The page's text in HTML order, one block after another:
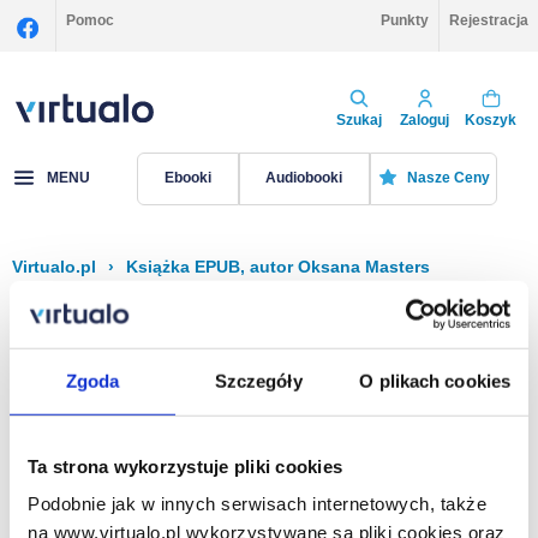
Zgoda Szczegóły O plikach cookies
Ta strona wykorzystuje pliki cookies
Podobnie jak w innych serwisach internetowych, także
na www.virtualo.pl wykorzystywane są pliki cookies oraz
Pomoc Punkty Rejestracja
Szukaj Zaloguj Koszyk
MENU Ebooki Audiobooki Nasze Ceny
Virtualo.pl › Książka EPUB, autor Oksana Masters
Filtruj Sortuj
Na stronie